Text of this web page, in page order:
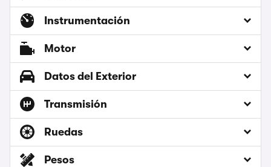
Instrumentación
Motor
Datos del Exterior
Transmisión
Ruedas
Pesos